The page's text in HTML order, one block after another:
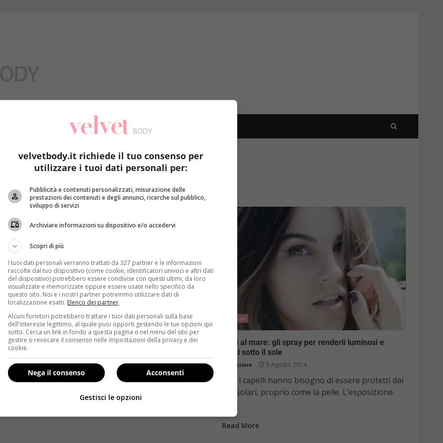
Bellezza
Siero per il viso, l’alleato della pelle: come sceglierlo?
Il siero per il viso è un prodotto di bellezza il cui uso
è ancora poco diffuso...
Bellezza
Capelli al mare: gli spray per renderli luminosi e
protetti sotto il sole
Redazione 5 Agosto 2014
Anche i capelli hanno bisogno di essere protetti dai
raggi solari, proprio come la pelle. L’esposizione
Read More
velvetbody.it richiede il tuo consenso per
utilizzare i tuoi dati personali per:
Pubblicità e contenuti personalizzati, misurazione delle
prestazioni dei contenuti e degli annunci, ricerche sul pubblico,
sviluppo di servizi
Archiviare informazioni su dispositivo e/o accedervi
Scopri di più
I tuoi dati personali verranno trattati da 327 partner e le informazioni
raccolte dal tuo dispositivo (come cookie, identificatori univoci e altri dati
del dispositivo) potrebbero essere condivise con questi ultimi, da loro
visualizzate e memorizzate oppure essere usate nello specifico da
questo sito. Noi e i nostri partner potremmo utilizzare dati di
localizzazione esatti. Elenco dei partner.
Alcuni fornitori potrebbero trattare i tuoi dati personali sulla base
dell'interesse legittimo, al quale puoi opporti gestendo le tue opzioni qui
sotto. Cerca un link in fondo a questa pagina o nel menu del sito per
gestire o revocare il consenso nelle impostazioni della privacy e dei
cookie.
Acconsenti
Nega il consenso
Gestisci le opzioni